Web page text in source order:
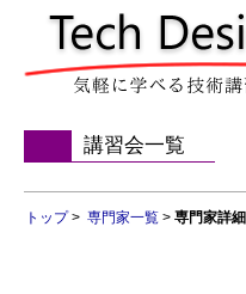
講習会一覧
トップ> 専門家一覧 > 専門家詳細